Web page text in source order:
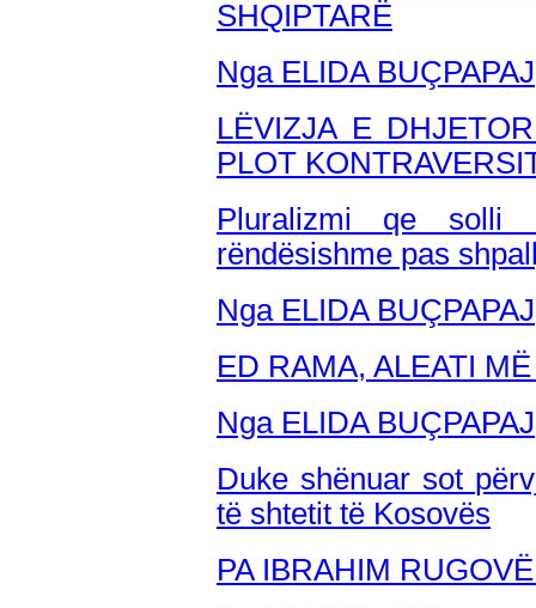
SHQIPTARË
Nga ELIDA BUÇPAPAJ
LËVIZJA E
PLOT
Pluralizmi qe solli
rëndësishme pas
Nga ELIDA BUÇPAPAJ
ED RAMA, ALEATI
Nga ELIDA BUÇPAPAJ
Duke shënuar sot
të shtetit të Kosovës
PA IBRAHIM